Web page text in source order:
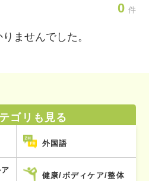
0 件
ませんでした。
ゴリも見る
外国語
健康/ボディケア/整体